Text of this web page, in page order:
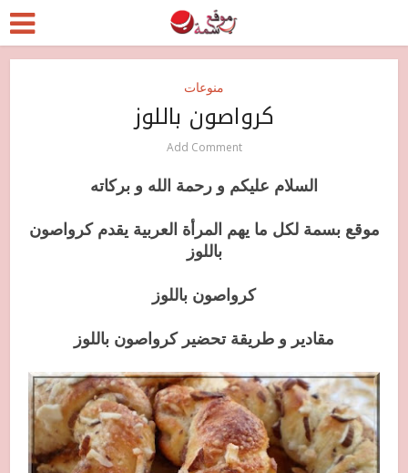
منوعات
كرواصون باللوز
Add Comment
السلام عليكم و رحمة الله و بركاته
موقع بسمة لكل ما يهم المرأة العربية يقدم كرواصون
باللوز
كرواصون باللوز
مقادير و طريقة تحضير كرواصون باللوز